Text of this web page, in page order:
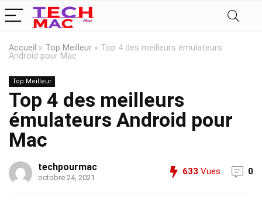
Accueil » Top Meilleur » Top 4 des meilleurs émulateurs
Android pour Mac
Top Meilleur
Top 4 des meilleurs
émulateurs Android pour
Mac
techpourmac
octobre 24, 2021
633 Vues 0